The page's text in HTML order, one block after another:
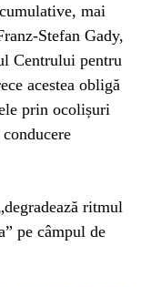
mai
Stefan Gady,
Centrului pentru
acestea obligă
prin ocolișuri
ritmul
pe câmpul de